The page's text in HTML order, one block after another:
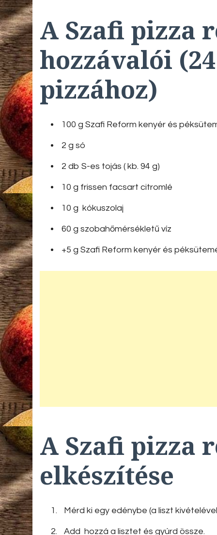
A Szafi pizza
hozzávalói
pizzához)
100 g Szafi Reform kenyér és
2 g só
2 db S-es tojás ( kb. 94 g)
10 g frissen facsart citromlé
10 g kókuszolaj
60 g szobahőmérsékletű víz
+5 g Szafi Reform kenyér és
A Szafi pizza
elkészítése
Mérd ki egy edénybe (a liszt
Add hozzá a lisztet és gyúrd össze.